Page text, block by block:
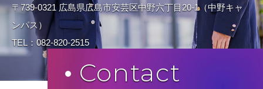
〒739-0321 広島県広島市安芸区中野六丁目20-1（中野キャ
ンパス）
TEL：082-820-2515
Contact